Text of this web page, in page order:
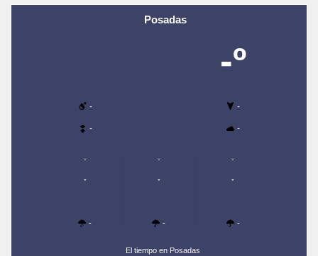
Posadas
-º
- -
- -
-
-
-
-
-
-
-
-
-
El tiempo en Posadas